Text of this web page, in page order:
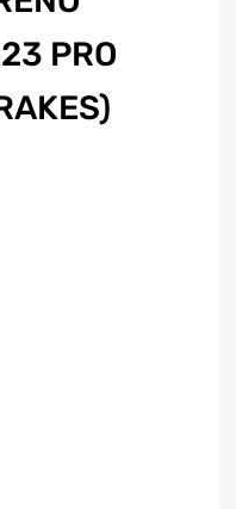
PRO